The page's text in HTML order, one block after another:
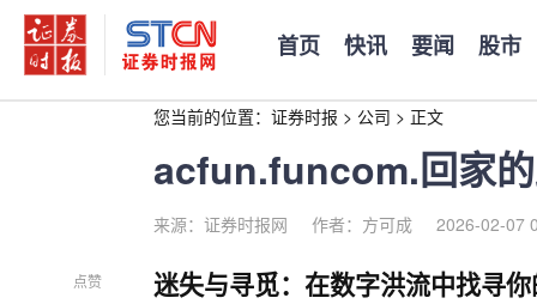
首页 快讯 要闻 股市
您当前的位置： 证券时报 > 公司 > 正文
acfun.funcom.回家
来源：证券时报网 作者：方可成 2026-02-07
点赞 迷失与寻觅：在数字洪流中找寻